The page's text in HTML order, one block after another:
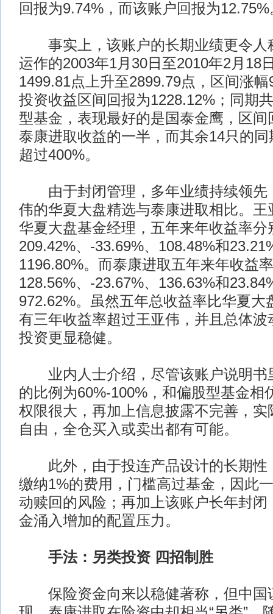
回报为9.74%，而该账户回报为12.75%
事实上，该账户的长期业绩更令人
运作的2003年1月30日至2010年2月18
1499.81点上升至2899.79点，区间涨
投资收益区间回报为1228.12%；同期
型基金，表现最好的是国泰金鹰，区间
泰康进取收益的一半，而其余14只的
超过400%。
由于封闭管理，多年业绩持续领先
伟的华夏大盘精选与泰康进取相比。王
华夏大盘基金经理，五年来年收益率分
209.42%、-33.69%、108.48%和
1196.80%。而泰康进取五年来年收益
128.56%、-23.67%、136.63%和
972.62%。虽然五年总收益率比华夏大
有三年收益率超过王亚伟，并且总体波
投资更显稳健。
业内人士介绍，尽管该账户说明书
的比例为60%-100%，和偏股型基金相
权限很大，再加上信息披露不完善，实
自由，全仓买入或卖出都有可能。
此外，由于投连产品设计的长期性
缴纳1%的费用，门槛高过基金，因此
动赎回的风险；再加上该账户长年封闭
金涌入增加的配置压力。
手法：另类投资 四招制胜
保险资金向来以稳健著称，但中国